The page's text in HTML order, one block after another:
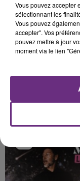
7 août 2026
LE MAGASIN
rémois. Le
fermer ses
TITRES
Vous pouvez accepter
sélectionnant les
Vous pouvez
accepter". Vos
pouvez mettre à jour
moment via le lien